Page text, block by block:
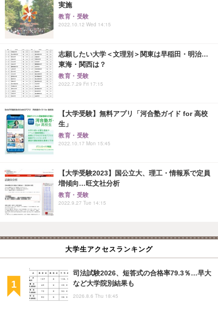
実施
教育・受験
2022.10.12 Wed 14:15
志願したい大学＜文理別＞関東は早稲田・明治…
東海・関西は？
教育・受験
2022.7.29 Fri 17:15
【大学受験】無料アプリ「河合塾ガイド for 高校
生」
教育・受験
2022.10.17 Mon 15:45
【大学受験2023】国公立大、理工・情報系で定員
増傾向…旺文社分析
教育・受験
2022.9.27 Tue 14:15
大学生アクセスランキング
司法試験2026、短答式の合格率79.3％…早大
など大学院別結果も
2026.8.6 Thu 18:45